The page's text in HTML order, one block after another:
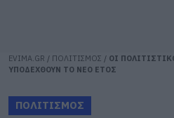
EVIMA.GR / ΠΟΛΙΤΙΣΜΟΣ / ΟΙ
ΥΠΟΔΕΧΘΟΥΝ ΤΟ ΝΕΟ ΕΤΟΣ
ΠΟΛΙΤΙΣΜΟΣ